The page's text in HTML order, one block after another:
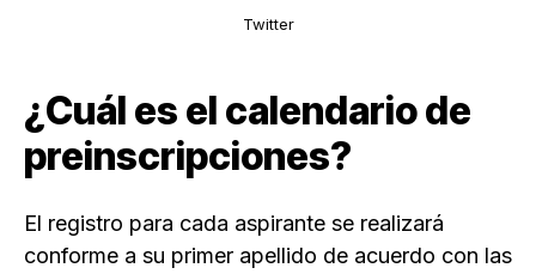
Twitter
¿Cuál es el calendario de
preinscripciones?
El registro para cada aspirante se realizará
conforme a su primer apellido de acuerdo con las